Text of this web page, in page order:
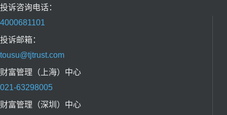
投诉咨询电话：
4000681101
投诉邮箱：
tousu@tjtrust.com
财富管理（上海）中心
021-63298005
财富管理（深圳）中心